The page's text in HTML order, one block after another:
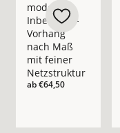
moderner
Inbetween-
Vorhang
nach Maß
mit feiner
Netzstruktur
ab€64,50